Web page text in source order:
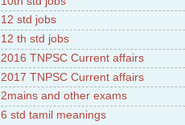
12 std jobs
12 th std jobs
2016 TNPSC Current affairs
2017 TNPSC Current affairs
2mains and other exams
6 std tamil meanings